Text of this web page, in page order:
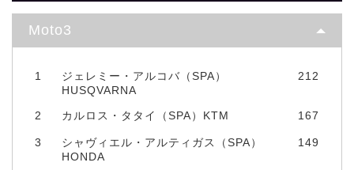
Moto3
1
ジェレミー・アルコバ（SPA）
HUSQVARNA
212
2 カルロス・タタイ（SPA）KTM 167
3
シャヴィエル・アルティガス（SPA）
HONDA
149